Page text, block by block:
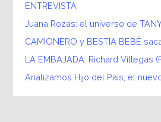
ENTREVISTA
Juana Rozas: el universo de
CAMIONERO y BESTIA BEBÉ
LA EMBAJADA: Richard Villegas
Analizamos Hijo del País, el